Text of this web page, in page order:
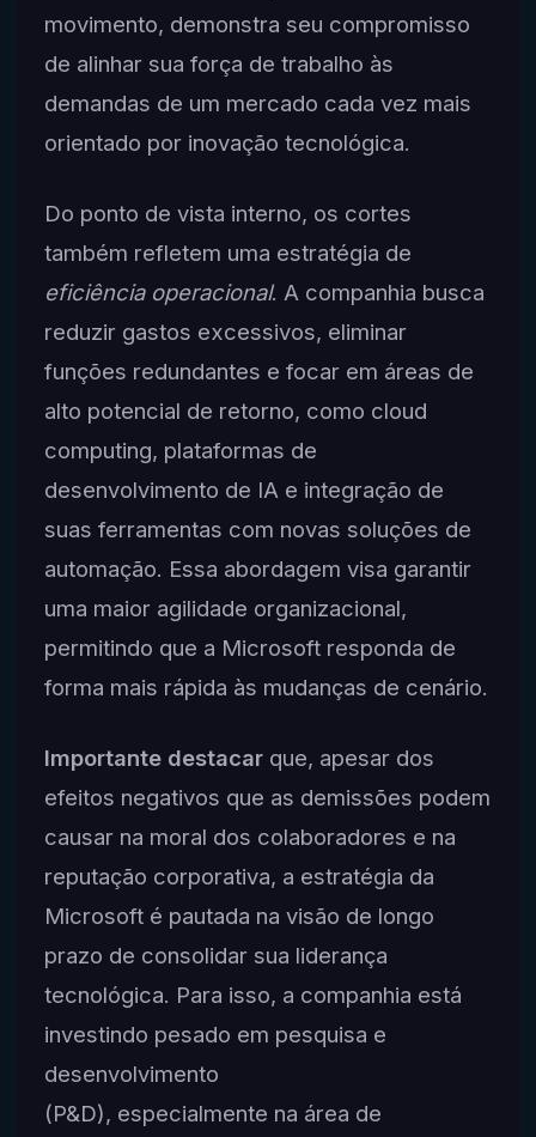
movimento, demonstra seu compromisso
de alinhar sua força de trabalho às
demandas de um mercado cada vez mais
orientado por inovação tecnológica.
Do ponto de vista interno, os cortes
também refletem uma estratégia de
eficiência operacional. A companhia busca
reduzir gastos excessivos, eliminar
funções redundantes e focar em áreas de
alto potencial de retorno, como cloud
computing, plataformas de
desenvolvimento de IA e integração de
suas ferramentas com novas soluções de
automação. Essa abordagem visa garantir
uma maior agilidade organizacional,
permitindo que a Microsoft responda de
forma mais rápida às mudanças de cenário.
Importante destacarque, apesar dos
efeitos negativos que as demissões podem
causar na moral dos colaboradores e na
reputação corporativa, a estratégia da
Microsoft é pautada na visão de longo
prazo de consolidar sua liderança
tecnológica. Para isso, a companhia está
investindo pesado em pesquisa e
desenvolvimento
(P&D), especialmente na área de